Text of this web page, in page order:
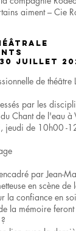
aiment – Cie
juillet
de théâtre
par les
Chant de l'eau
jeudi de 10h00 -
par Jean-
en scène
la confiance en
la mémoire